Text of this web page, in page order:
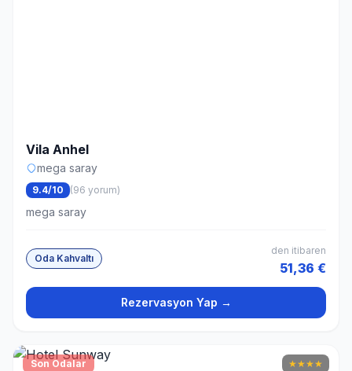
Vila Anhel
mega saray
9.4/10 (96 yorum)
mega saray
Oda Kahvaltı
den itibaren
51,36 €
Rezervasyon Yap →
Son Odalar ★★★★